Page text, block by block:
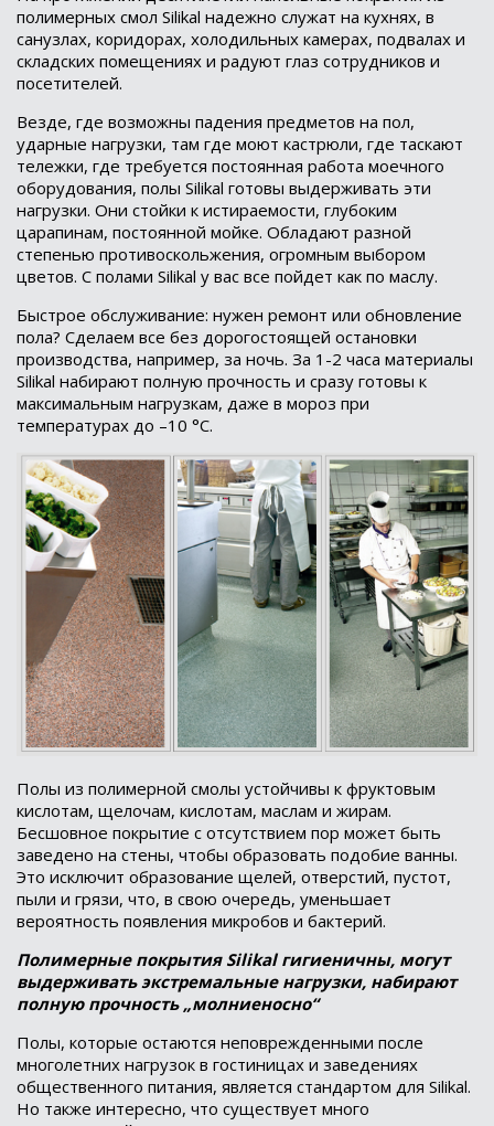
полимерных смол Silikal надежно служат на кухнях, в
санузлах, коридорах, холодильных камерах, подвалах и
складских помещениях и радуют глаз сотрудников и
посетителей.
Везде, где возможны падения предметов на пол,
ударные нагрузки, там где моют кастрюли, где таскают
тележки, где требуется постоянная работа моечного
оборудования, полы Silikal готовы выдерживать эти
нагрузки. Они стойки к истираемости, глубоким
царапинам, постоянной мойке. Обладают разной
степенью противоскольжения, огромным выбором
цветов. С полами Silikal у вас все пойдет как по маслу.
Быстрое обслуживание: нужен ремонт или обновление
пола? Сделаем все без дорогостоящей остановки
производства, например, за ночь. За 1-2 часа материалы
Silikal набирают полную прочность и сразу готовы к
максимальным нагрузкам, даже в мороз при
температурах до –10 °C.
Полы из полимерной смолы устойчивы к фруктовым
кислотам, щелочам, кислотам, маслам и жирам.
Бесшовное покрытие с отсутствием пор может быть
заведено на стены, чтобы образовать подобие ванны.
Это исключит образование щелей, отверстий, пустот,
пыли и грязи, что, в свою очередь, уменьшает
вероятность появления микробов и бактерий.
Полимерные покрытия Silikal гигиеничны, могут
выдерживать экстремальные нагрузки, набирают
полную прочность „молниеносно“
Полы, которые остаются неповрежденными после
многолетних нагрузок в гостиницах и заведениях
общественного питания, является стандартом для Silikal.
Но также интересно, что существует много